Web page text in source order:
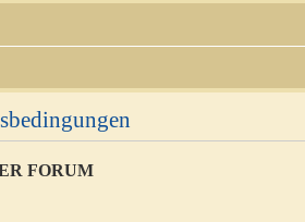
FORUM